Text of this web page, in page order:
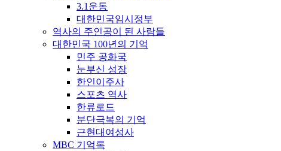
3.1운동
대한민국임시정부
역사의 주인공이 된 사람들
대한민국 100년의 기억
민주 공화국
눈부신 성장
한인이주사
스포츠 역사
한류로드
분단극복의 기억
근현대여성사
MBC 기억록